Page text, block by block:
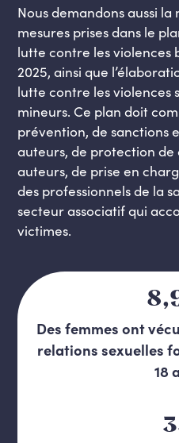
Nous demandons aussi
mesures prises dans le
lutte contre les violences
2025, ainsi que
lutte contre les violences
mineurs. Ce plan doit
prévention, de sanctions
auteurs, de protection de
auteurs, de prise en
des professionnels de la
secteur associatif qui
victimes.
Des femmes ont
relations sexuelles
18